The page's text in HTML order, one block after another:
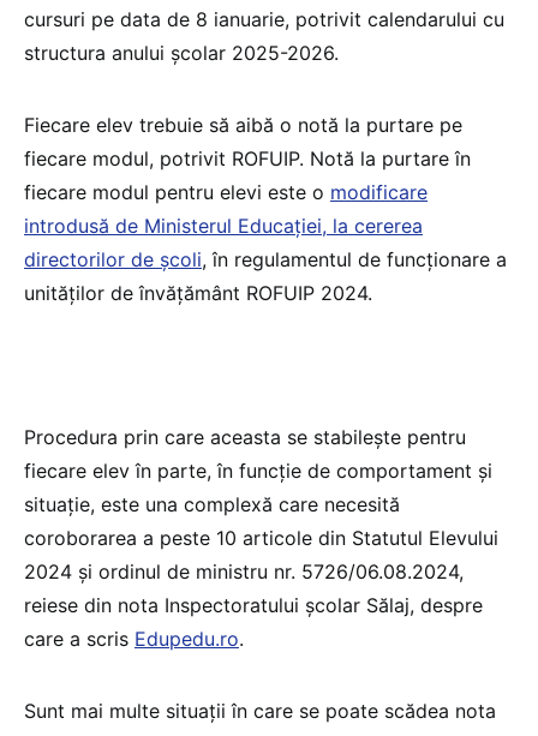
cursuri pe data de 8 ianuarie, potrivit calendarului cu
structura anului școlar 2025-2026.
Fiecare elev trebuie să aibă o notă la purtare pe
fiecare modul, potrivit ROFUIP. Notă la purtare în
fiecare modul pentru elevi este o modificare
introdusă de Ministerul Educației, la cererea
directorilor de școli, în regulamentul de funcționare a
unităților de învățământ ROFUIP 2024.
Procedura prin care aceasta se stabilește pentru
fiecare elev în parte, în funcție de comportament și
situație, este una complexă care necesită
coroborarea a peste 10 articole din Statutul Elevului
2024 și ordinul de ministru nr. 5726/06.08.2024,
reiese din nota Inspectoratului școlar Sălaj, despre
care a scris Edupedu.ro.
Sunt mai multe situații în care se poate scădea nota